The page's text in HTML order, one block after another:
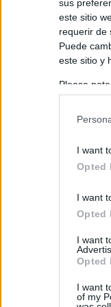
sus
este sitio
requerir de
Puede
este sitio y
Please
information
in below
I want
Opted
I want
Opted
I want
Opted
I want
of my